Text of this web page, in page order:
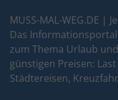
MUSS-MAL-WEG.DE |
Das
zum Thema Urlaub
günstigen Preisen:
Städtereisen,